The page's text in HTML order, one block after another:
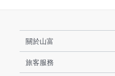
關於山富
旅客服務